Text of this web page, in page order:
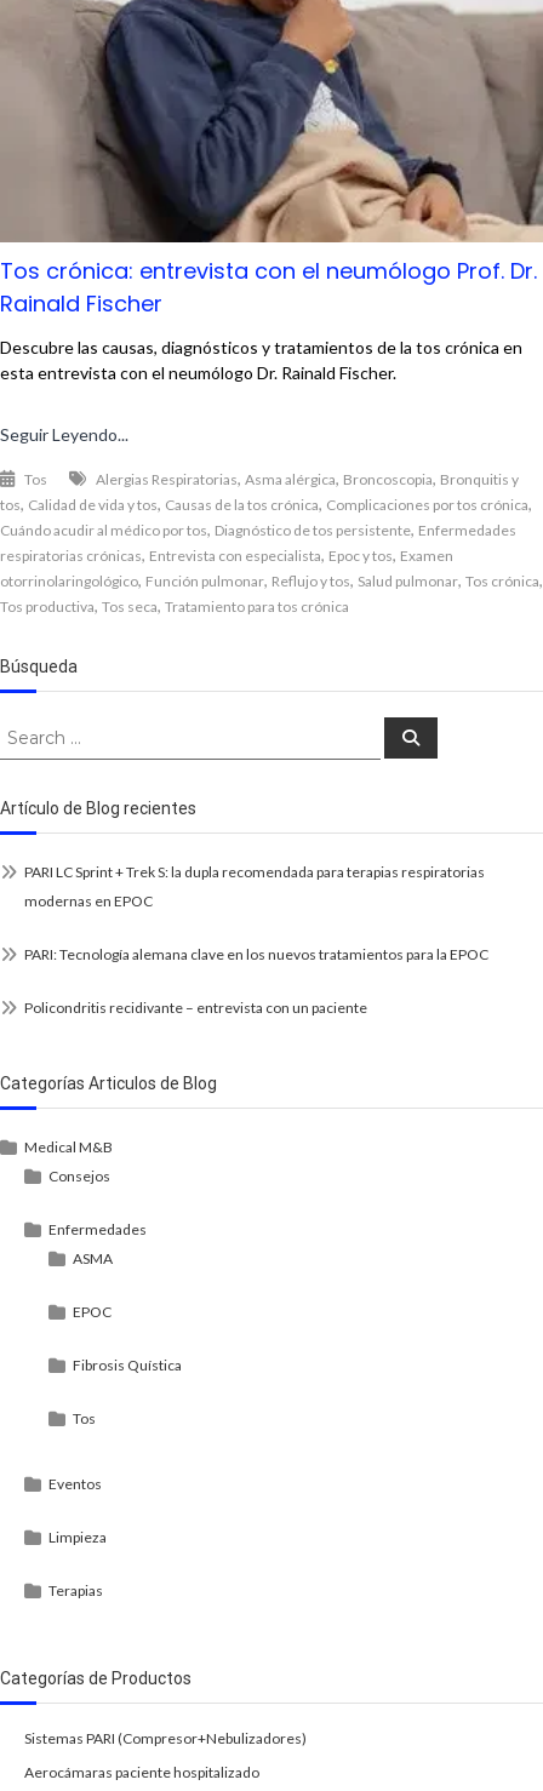
Tos crónica: entrevista con el neumólogo Prof. Dr.
Rainald Fischer
Descubre las causas, diagnósticos y tratamientos de la tos crónica en
esta entrevista con el neumólogo Dr. Rainald Fischer.
Seguir Leyendo...
Tos Alergias Respiratorias, Asma alérgica, Broncoscopia, Bronquitis y
tos, Calidad de vida y tos, Causas de la tos crónica, Complicaciones por tos crónica,
Cuándo acudir al médico por tos, Diagnóstico de tos persistente, Enfermedades
respiratorias crónicas, Entrevista con especialista, Epoc y tos, Examen
otorrinolaringológico, Función pulmonar, Reflujo y tos, Salud pulmonar, Tos crónica,
Tos productiva, Tos seca, Tratamiento para tos crónica
Búsqueda
Search
for:
Search
Artículo de Blog recientes
PARI LC Sprint + Trek S: la dupla recomendada para terapias respiratorias
modernas en EPOC
PARI: Tecnología alemana clave en los nuevos tratamientos para la EPOC
Policondritis recidivante – entrevista con un paciente
Categorías Articulos de Blog
Medical M&B
Consejos
Enfermedades
ASMA
EPOC
Fibrosis Quística
Tos
Eventos
Limpieza
Terapias
Categorías de Productos
Sistemas PARI (Compresor+Nebulizadores)
Aerocámaras paciente hospitalizado